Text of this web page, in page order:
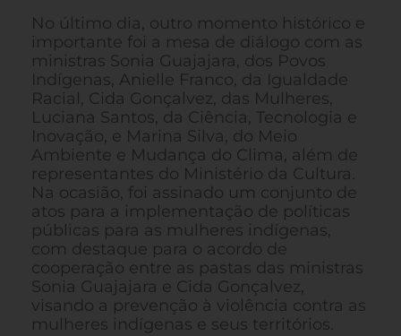
No último dia, outro momento histórico e
importante foi a mesa de diálogo com as
ministras Sonia Guajajara, dos Povos
Indígenas, Anielle Franco, da Igualdade
Racial, Cida Gonçalvez, das Mulheres,
Luciana Santos, da Ciência, Tecnologia e
Inovação, e Marina Silva, do Meio
Ambiente e Mudança do Clima, além de
representantes do Ministério da Cultura.
Na ocasião, foi assinado um conjunto de
atos para a implementação de políticas
públicas para as mulheres indígenas,
com destaque para o acordo de
cooperação entre as pastas das ministras
Sonia Guajajara e Cida Gonçalvez,
visando a prevenção à violência contra as
mulheres indígenas e seus territórios.